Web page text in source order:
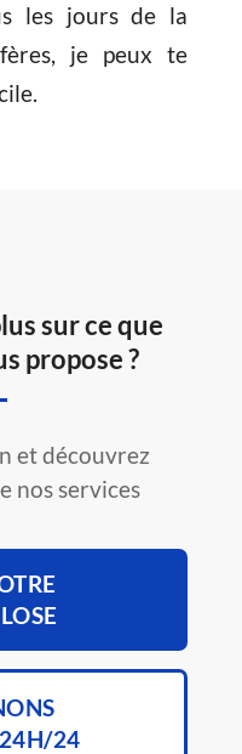
les jours de la
je peux te
sur ce que
propose ?
et découvrez
nos services
24